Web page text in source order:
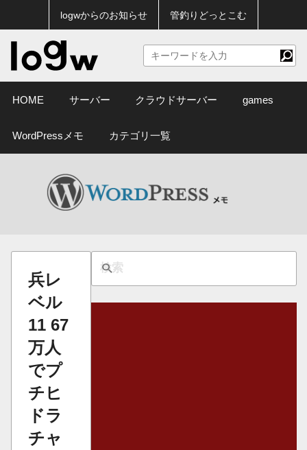
logwからのお知らせ 管釣りどっとこむ
HOME サーバー クラウドサーバー games
WordPressメモ カテゴリ一覧
兵レ
ベル
11 67
万人
でプ
チヒ
ドラ
チャ